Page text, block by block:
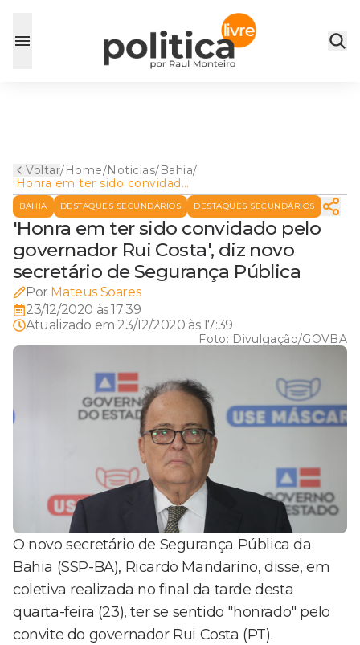
Voltar/Home/Noticias/Bahia/
'Honra em ter sido convidado
pelo governador Rui Costa',
diz novo secretário de
Segurança Pública
BAHIA DESTAQUES SECUNDÁRIOS DESTAQUES SECUNDÁRIOS
'Honra em ter sido convidado pelo
governador Rui Costa', diz novo
secretário de Segurança Pública
Por Mateus Soares
23/12/2020 às 17:39
Atualizado em 23/12/2020 às 17:39
Foto: Divulgação/GOVBA
O novo secretário de Segurança Pública da
Bahia (SSP-BA), Ricardo Mandarino, disse, em
coletiva realizada no final da tarde desta
quarta-feira (23), ter se sentido "honrado" pelo
convite do governador Rui Costa (PT).